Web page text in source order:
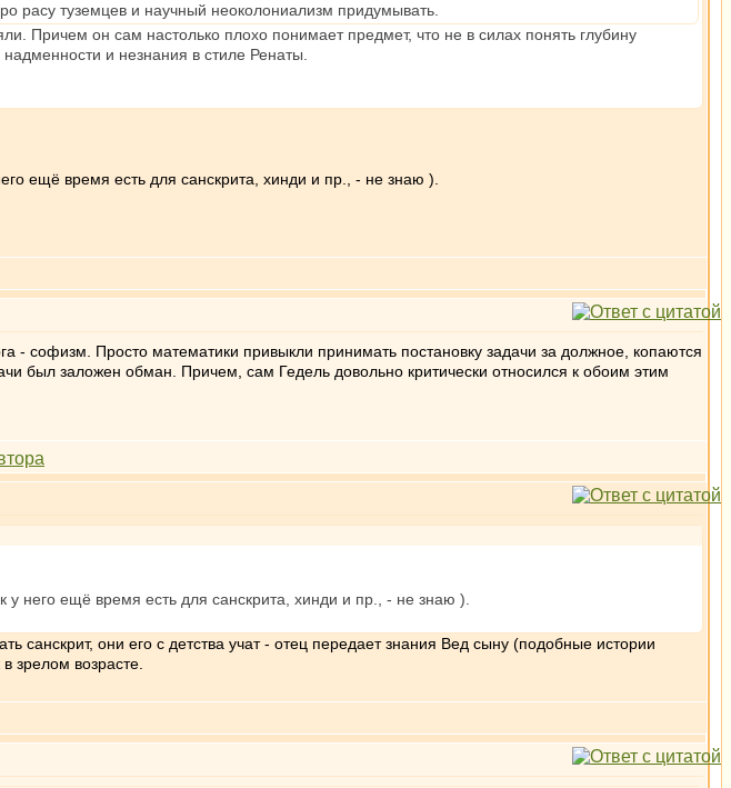
расу туземцев и научный неоколониализм придумывать.
Причем он сам настолько плохо понимает предмет, что не в силах понять глубину
и незнания в стиле Ренаты.
ещё время есть для санскрита, хинди и пр., - не знаю ).
- софизм. Просто математики привыкли принимать постановку задачи за должное, копаются
был заложен обман. Причем, сам Гедель довольно критически относился к обоим этим
него ещё время есть для санскрита, хинди и пр., - не знаю ).
санскрит, они его с детства учат - отец передает знания Вед сыну (подобные истории
зрелом возрасте.